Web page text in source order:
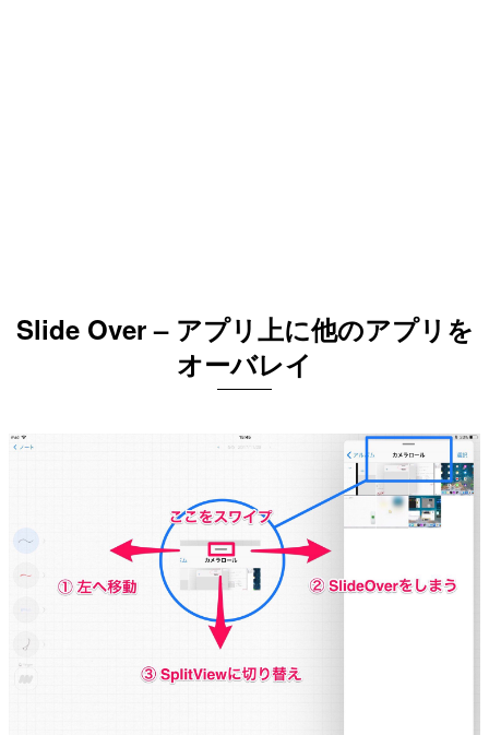
Slide Over – アプリ上に他のアプリを
オーバレイ